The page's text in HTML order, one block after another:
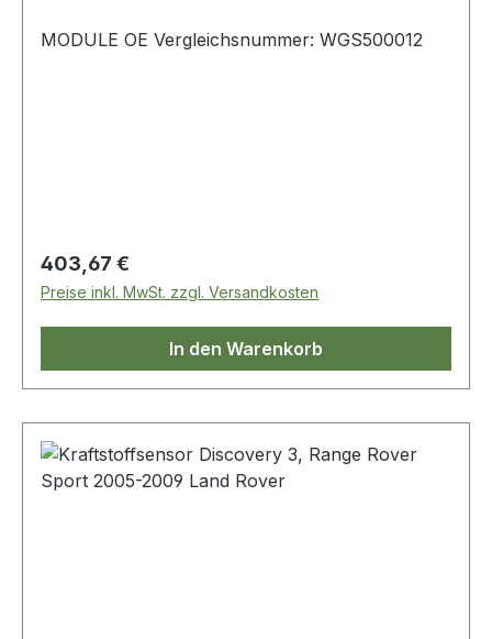
MODULE OE Vergleichsnummer: WGS500012
Regulärer Preis:
403,67 €
Preise inkl. MwSt. zzgl. Versandkosten
In den Warenkorb